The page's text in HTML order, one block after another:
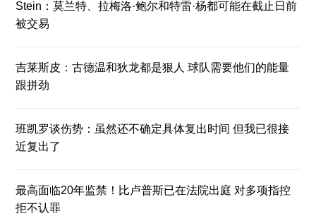
Stein：莫兰特、拉梅洛·鲍尔和特雷·杨都可能在截止日前
被交易
吉莱斯皮：古德温和狄龙都是狠人 球队需要他们的能量
跟拼劲
班凯罗谈伤势：虽然还不确定具体复出时间 但我已很接
近复出了
最高面临20年监禁！比卢普斯已在法院出庭 对多项指控
拒不认罪